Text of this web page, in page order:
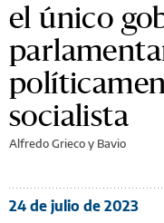
el único
socialista
Alfredo Grieco y Bavio
24 de julio de 2023